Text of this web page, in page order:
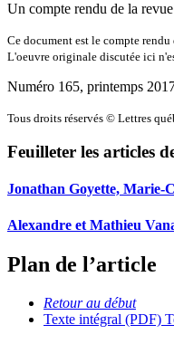
Un compte rendu de la revue
Ce document est le compte
L'oeuvre originale discutée ici
Numéro 165, printemps
Tous droits réservés © Lettres
Feuilleter les articles
Jonathan Goyette, Marie-
Alexandre et Mathieu
Plan de l’article
Retour au début
Texte intégral (PDF)